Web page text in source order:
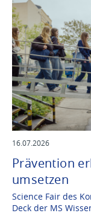
16.07.2026
Prävention
umsetzen
Science Fair des
Deck der MS